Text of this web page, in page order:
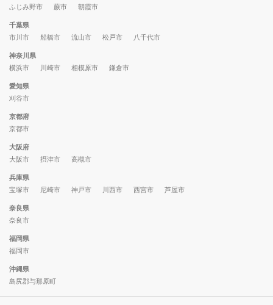
ふじみ野市
蕨市 朝霞市
千葉県
市川市
船橋市 流山市 松戸市 八千代市
神奈川県
横浜市
川崎市 相模原市 鎌倉市
愛知県
刈谷市
京都府
京都市
大阪府
大阪市
摂津市 高槻市
兵庫県
宝塚市
尼崎市 神戸市 川西市 西宮市 芦屋市
奈良県
奈良市
福岡県
福岡市
沖縄県
島尻郡与那原町